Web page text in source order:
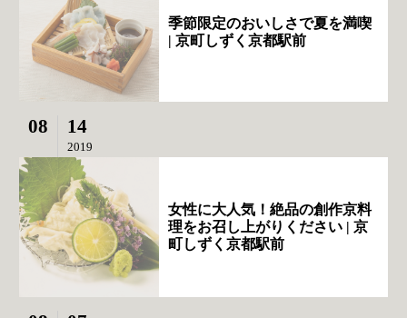
季節限定のおいしさで夏を満喫
| 京町しずく京都駅前
08 14
2019
女性に大人気！絶品の創作京料
理をお召し上がりください | 京
町しずく京都駅前